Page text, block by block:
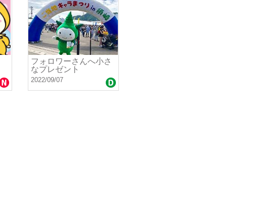
フォロワーさんへ小さ
なプレゼント
2022/09/07